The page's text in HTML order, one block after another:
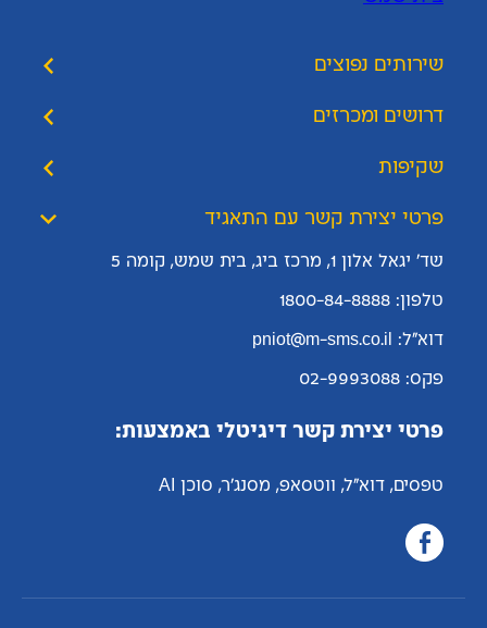
שירותים נפוצים
דרושים ומכרזים
שקיפות
פרטי יצירת קשר עם התאגיד
שד' יגאל אלון 1, מרכז ביג, בית שמש, קומה 5
טלפון: 1800-84-8888
דוא"ל: pniot@m-sms.co.il
פקס: 02-9993088
פרטי יצירת קשר דיגיטלי באמצעות:
טפסים, דוא"ל, ווטסאפ, מסנג'ר, סוכן AI